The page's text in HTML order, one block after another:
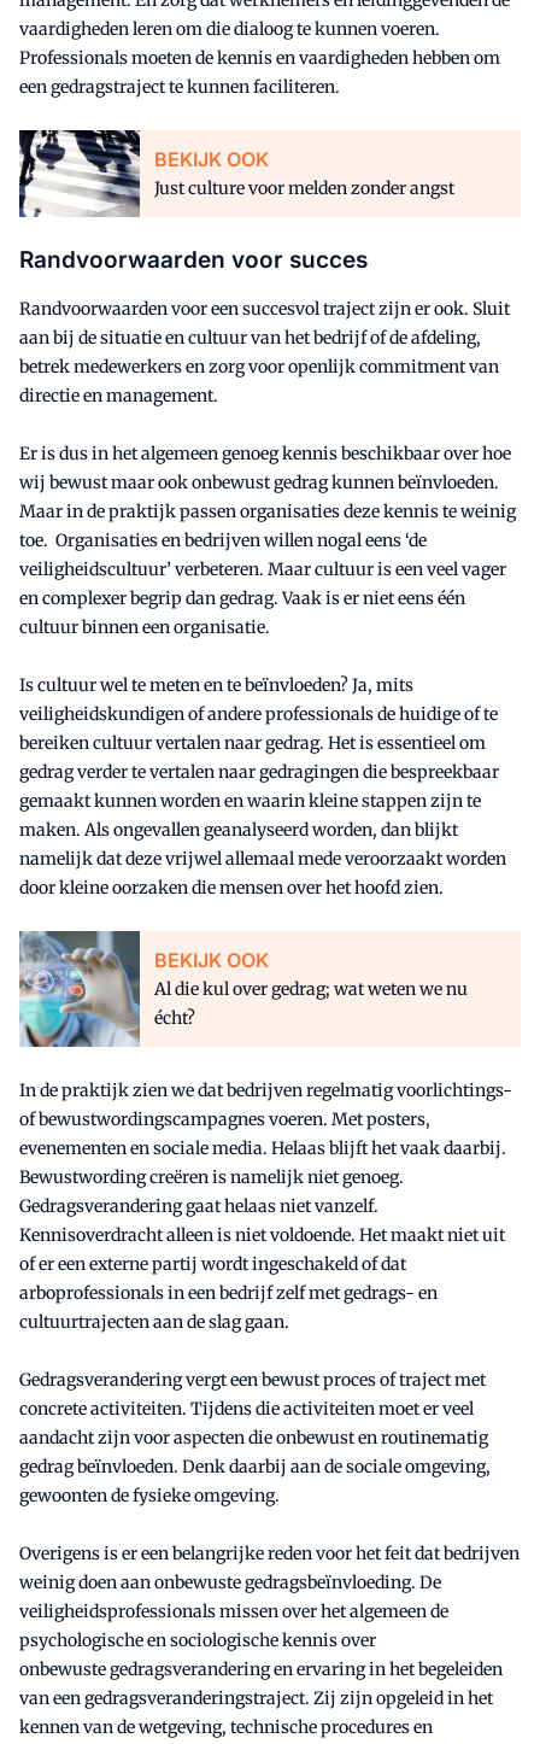
vaardigheden leren om die dialoog te kunnen voeren.
Professionals moeten de kennis en vaardigheden hebben om
een gedragstraject te kunnen faciliteren.
BEKIJK OOK
Just culture voor melden zonder angst
Randvoorwaarden voor succes
Randvoorwaarden voor een succesvol traject zijn er ook. Sluit
aan bij de situatie en cultuur van het bedrijf of de afdeling,
betrek medewerkers en zorg voor openlijk commitment van
directie en management.
Er is dus in het algemeen genoeg kennis beschikbaar over hoe
wij bewust maar ook onbewust gedrag kunnen beïnvloeden.
Maar in de praktijk passen organisaties deze kennis te weinig
toe. Organisaties en bedrijven willen nogal eens ‘de
veiligheidscultuur’ verbeteren. Maar cultuur is een veel vager
en complexer begrip dan gedrag. Vaak is er niet eens één
cultuur binnen een organisatie.
Is cultuur wel te meten en te beïnvloeden? Ja, mits
veiligheidskundigen of andere professionals de huidige of te
bereiken cultuur vertalen naar gedrag. Het is essentieel om
gedrag verder te vertalen naar gedragingen die bespreekbaar
gemaakt kunnen worden en waarin kleine stappen zijn te
maken. Als ongevallen geanalyseerd worden, dan blijkt
namelijk dat deze vrijwel allemaal mede veroorzaakt worden
door kleine oorzaken die mensen over het hoofd zien.
BEKIJK OOK
Al die kul over gedrag; wat weten we nu
écht?
In de praktijk zien we dat bedrijven regelmatig voorlichtings-
of bewustwordingscampagnes voeren. Met posters,
evenementen en sociale media. Helaas blijft het vaak daarbij.
Bewustwording creëren is namelijk niet genoeg.
Gedragsverandering gaat helaas niet vanzelf.
Kennisoverdracht alleen is niet voldoende. Het maakt niet uit
of er een externe partij wordt ingeschakeld of dat
arboprofessionals in een bedrijf zelf met gedrags- en
cultuurtrajecten aan de slag gaan.
Gedragsverandering vergt een bewust proces of traject met
concrete activiteiten. Tijdens die activiteiten moet er veel
aandacht zijn voor aspecten die onbewust en routinematig
gedrag beïnvloeden. Denk daarbij aan de sociale omgeving,
gewoonten de fysieke omgeving.
Overigens is er een belangrijke reden voor het feit dat bedrijven
weinig doen aan onbewuste gedragsbeïnvloeding. De
veiligheidsprofessionals missen over het algemeen de
psychologische en sociologische kennis over
onbewuste gedragsverandering en ervaring in het begeleiden
van een gedragsveranderingstraject. Zij zijn opgeleid in het
kennen van de wetgeving, technische procedures en